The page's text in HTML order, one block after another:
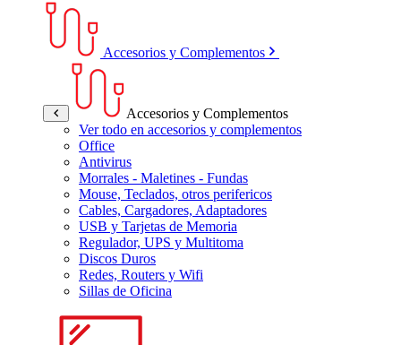
Accesorios y Complementos
Accesorios y Complementos
Ver todo en accesorios y complementos
Office
Antivirus
Morrales - Maletines - Fundas
Mouse, Teclados, otros perifericos
Cables, Cargadores, Adaptadores
USB y Tarjetas de Memoria
Regulador, UPS y Multitoma
Discos Duros
Redes, Routers y Wifi
Sillas de Oficina